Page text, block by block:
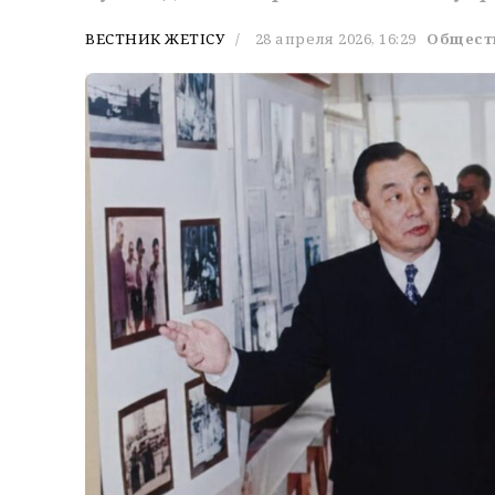
ВЕСТНИК ЖЕТІСУ 28 апреля 2026, 16:29